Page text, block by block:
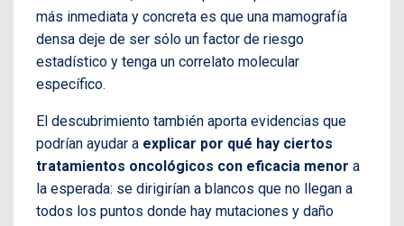
más inmediata y concreta es que una mamografía
densa deje de ser sólo un factor de riesgo
estadístico y tenga un correlato molecular
específico.
El descubrimiento también aporta evidencias que
podrían ayudar a explicar por qué hay ciertos
tratamientos oncológicos con eficacia menor a
la esperada: se dirigirían a blancos que no llegan a
todos los puntos donde hay mutaciones y daño